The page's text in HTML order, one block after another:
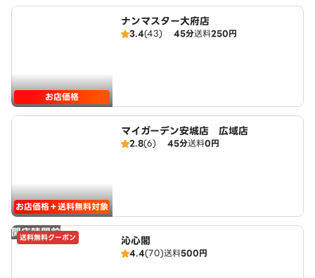
お店価格
ナンマスター大府店
3.4(43) 45分送料250円
お店価格＋送料無料対象
マイガーデン安城店 広域店
2.8(6) 45分送料0円
開店時間前
送料無料クーポン 沁心閣
4.4(70)送料500円